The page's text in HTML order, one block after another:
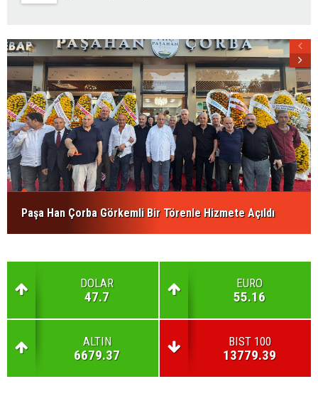
Paşa Han Çorba Görkemli Bir Törenle Hizmete Açıldı
DOLAR
47.7
EURO
55.16
ALTIN
6679.37
BIST 100
13779.39